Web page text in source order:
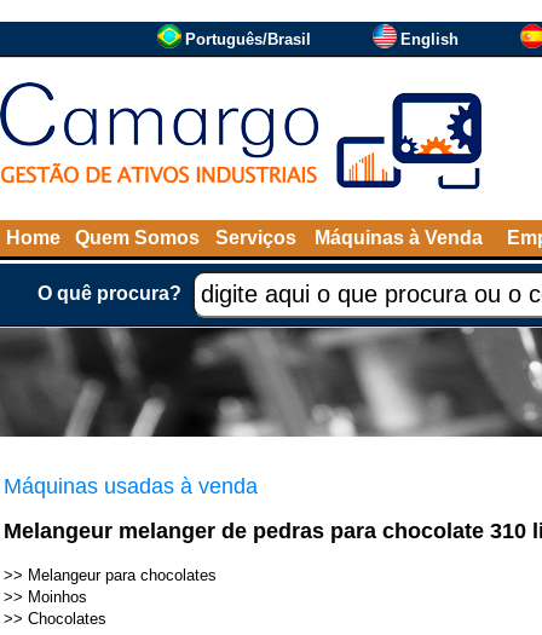
Português/Brasil English
Home Quem Somos Serviços Máquinas à Venda
O quê procura?
Máquinas usadas à venda
Melangeur melanger de pedras para chocolate 310
>> Melangeur para chocolates
>> Moinhos
>> Chocolates